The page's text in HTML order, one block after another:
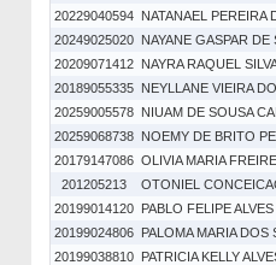
20229040594 NATANAEL PEREIRA
20249025020 NAYANE GASPAR DE
20209071412 NAYRA RAQUEL
20189055335 NEYLLANE VIEIRA
20259005578 NIUAM DE SOUSA
20259068738 NOEMY DE BRITO
20179147086 OLIVIA MARIA
201205213
OTONIEL
20199014120 PABLO FELIPE
20199024806 PALOMA MARIA
20199038810 PATRICIA KELLY